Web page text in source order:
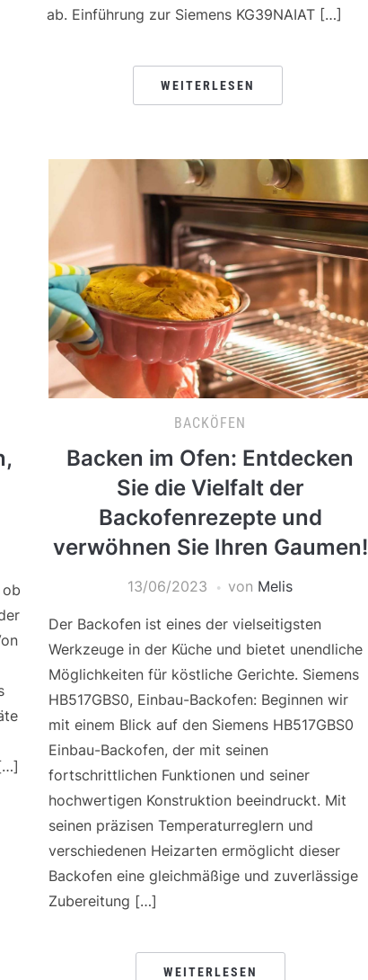
ab. Einführung zur Siemens KG39NAIAT […]
WEITERLESEN
BACKÖFEN
Backen im Ofen: Entdecken
Sie die Vielfalt der
Backofenrezepte und
verwöhnen Sie Ihren Gaumen!
13/06/2023 von Melis
Der Backofen ist eines der vielseitigsten
Werkzeuge in der Küche und bietet unendliche
Möglichkeiten für köstliche Gerichte. Siemens
HB517GBS0, Einbau-Backofen: Beginnen wir
mit einem Blick auf den Siemens HB517GBS0
Einbau-Backofen, der mit seinen
fortschrittlichen Funktionen und seiner
hochwertigen Konstruktion beeindruckt. Mit
seinen präzisen Temperaturreglern und
verschiedenen Heizarten ermöglicht dieser
Backofen eine gleichmäßige und zuverlässige
Zubereitung […]
WEITERLESEN